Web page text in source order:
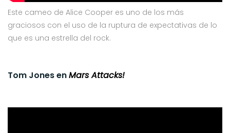
Este cameo de Alice Cooper es uno de los más
graciosos con el uso de la ruptura de expectativas de lo
que es una estrella del rock.
Tom Jones enMars Attacks!